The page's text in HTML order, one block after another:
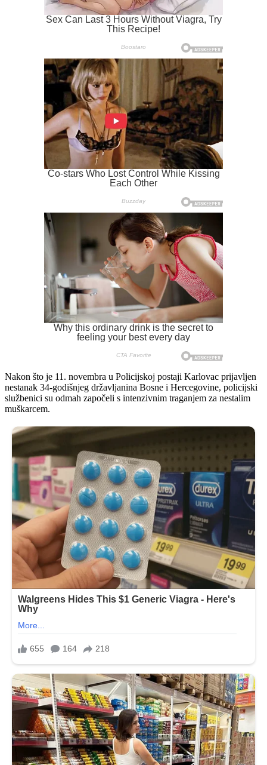
Nakon što je 11. novembra u Policijskoj postaji Karlovac prijavljen
nestanak 34-godišnjeg državljanina Bosne i Hercegovine, policijski
službenici su odmah započeli s intenzivnim traganjem za nestalim
muškarcem.